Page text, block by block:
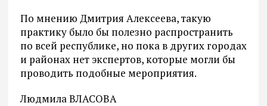
По мнению Дмитрия Алексеева, такую
практику было бы полезно распространить
по всей республике, но пока в других городах
и районах нет экспертов, которые могли бы
проводить подобные мероприятия.
Людмила ВЛАСОВА